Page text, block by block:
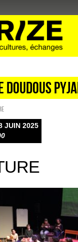
DOUDOUS
JUIN 2025